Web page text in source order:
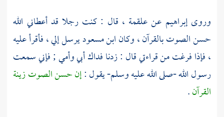
وروىإبراهيم عنعلقمة ، قال : كنت رجلا قد أعطاني الله
حسن الصوت بالقرآن ، وكانابن مسعوديرسل إلي ، فأقرأ عليه
، فإذا فرغت من قراءتي قال : زدنا فداك أبي وأمي ; فإني سمعت
رسول الله -صلى الله عليه وسلم- يقول :إن حسن الصوت زينة
القرآن.